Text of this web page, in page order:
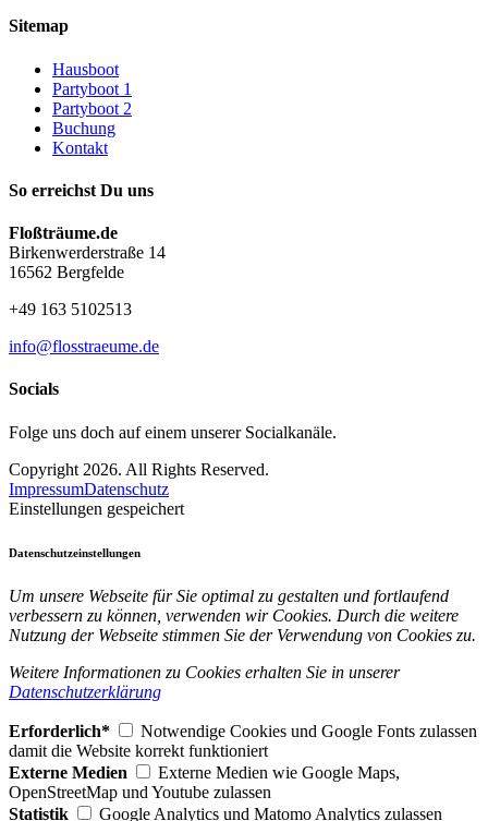
Sitemap
Hausboot
Partyboot 1
Partyboot 2
Buchung
Kontakt
So erreichst Du uns
Floßträume.de
Birkenwerderstraße 14
16562 Bergfelde
+49 163 5102513
info@flosstraeume.de
Socials
Folge uns doch auf einem unserer Socialkanäle.
Copyright 2026. All Rights Reserved.
ImpressumDatenschutz
Einstellungen gespeichert
Datenschutzeinstellungen
Um unsere Webseite für Sie optimal zu gestalten und fortlaufend
verbessern zu können, verwenden wir Cookies. Durch die weitere
Nutzung der Webseite stimmen Sie der Verwendung von Cookies zu.
Weitere Informationen zu Cookies erhalten Sie in unserer
Datenschutzerklärung
Erforderlich*
Notwendige Cookies und Google Fonts zulassen
damit die Website korrekt funktioniert
Externe Medien
Externe Medien wie Google Maps,
OpenStreetMap und Youtube zulassen
Statistik
Google Analytics und Matomo Analytics zulassen